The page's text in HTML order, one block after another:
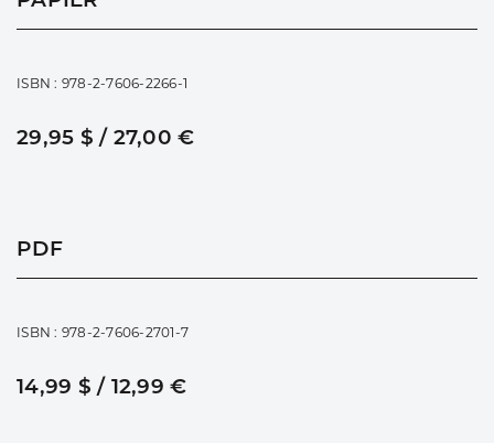
ISBN : 978-2-7606-2266-1
29,95 $ / 27,00 €
PDF
ISBN : 978-2-7606-2701-7
14,99 $ / 12,99 €